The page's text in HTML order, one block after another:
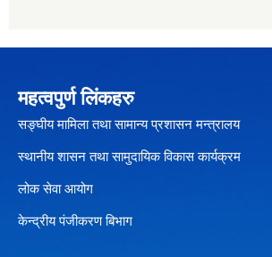
महत्वपुर्ण लिंकहरु
सङ्घीय मामिला तथा सामान्य प्रशासन मन्त्रालय
स्थानीय शासन तथा सामुदायिक विकास कार्यक्रम
लोक सेवा आयोग
केन्द्रीय पंजीकरण बिभाग